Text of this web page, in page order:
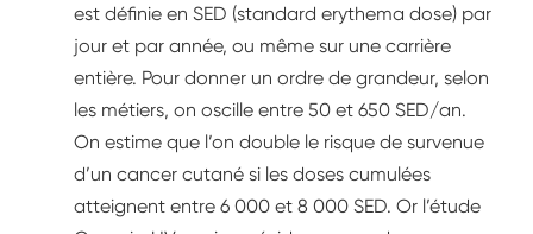
est définie en SED (standard erythema dose) par
jour et par année, ou même sur une carrière
entière. Pour donner un ordre de grandeur, selon
les métiers, on oscille entre 50 et 650 SED/an.
On estime que l’on double le risque de survenue
d’un cancer cutané si les doses cumulées
atteignent entre 6 000 et 8 000 SED. Or l’étude